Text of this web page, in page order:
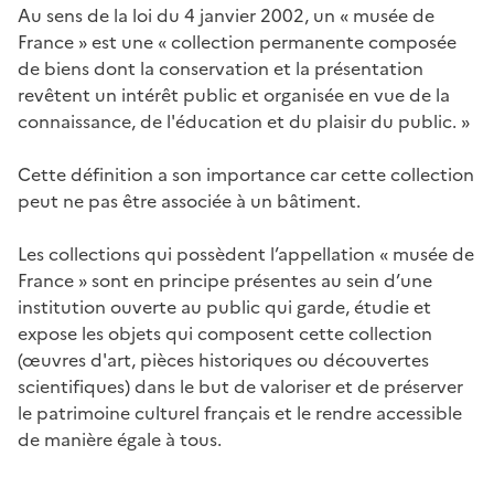
Au sens de la loi du 4 janvier 2002, un « musée de
France » est une « collection permanente composée
de biens dont la conservation et la présentation
revêtent un intérêt public et organisée en vue de la
connaissance, de l'éducation et du plaisir du public. »
Cette définition a son importance car cette collection
peut ne pas être associée à un bâtiment.
Les collections qui possèdent l’appellation « musée de
France » sont en principe présentes au sein d’une
institution ouverte au public qui garde, étudie et
expose les objets qui composent cette collection
(œuvres d'art, pièces historiques ou découvertes
scientifiques) dans le but de valoriser et de préserver
le patrimoine culturel français et le rendre accessible
de manière égale à tous.